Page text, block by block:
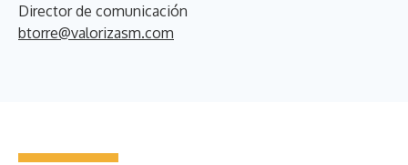
Director de comunicación
btorre@valorizasm.com